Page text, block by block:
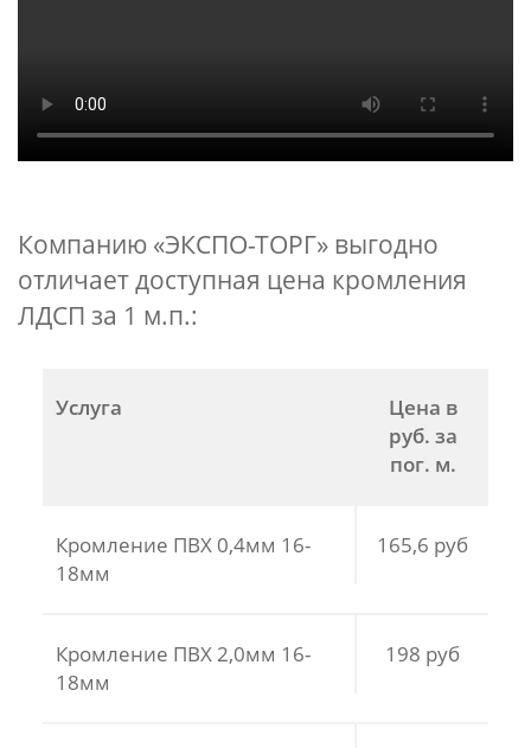
Компанию «ЭКСПО-ТОРГ» выгодно
отличает доступная цена кромления
ЛДСП за 1 м.п.:
Услуга
Цена в
руб. за
пог. м.
Кромление ПВХ 0,4мм 16-
18мм
165,6 руб
Кромление ПВХ 2,0мм 16-
18мм
198 руб